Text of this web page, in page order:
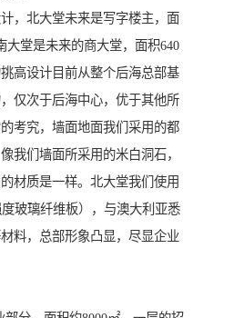
，北大堂未来是写字楼主，面
大堂是未来的商大堂，面积640
高设计目前从整个后海总部基
仅次于后海中心，优于其他所
考究，墙面地面我们采用的都
我们墙面所采用的米白洞石，
材质是一样。北大堂我们使用
玻璃纤维板），与澳大利亚悉
料，总部形象凸显，尽显企业